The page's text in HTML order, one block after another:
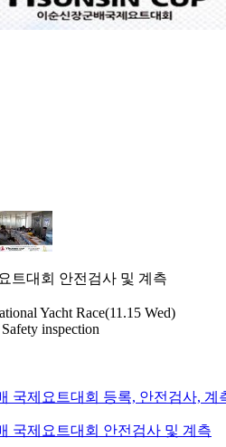
트대회 안전검사 및 계측
Yacht Race(11.15 Wed)
inspection
국제요트대회 등록, 안전검사, 계
국제요트대회 안전검사 및 계측